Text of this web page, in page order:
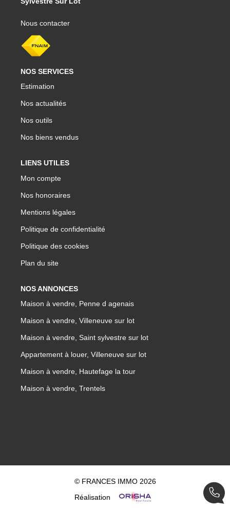
Nous contacter
NOS SERVICES
Estimation
Nos actualités
Nos outils
Nos biens vendus
LIENS UTILES
Mon compte
Nos honoraires
Mentions légales
Politique de confidentialité
Politique des cookies
Plan du site
NOS ANNONCES
Maison à vendre, Penne d agenais
Maison à vendre, Villeneuve sur lot
Maison à vendre, Saint sylvestre sur lot
Appartement à louer, Villeneuve sur lot
Maison à vendre, Hautefage la tour
Maison à vendre, Trentels
© FRANCES IMMO 2026
Réalisation